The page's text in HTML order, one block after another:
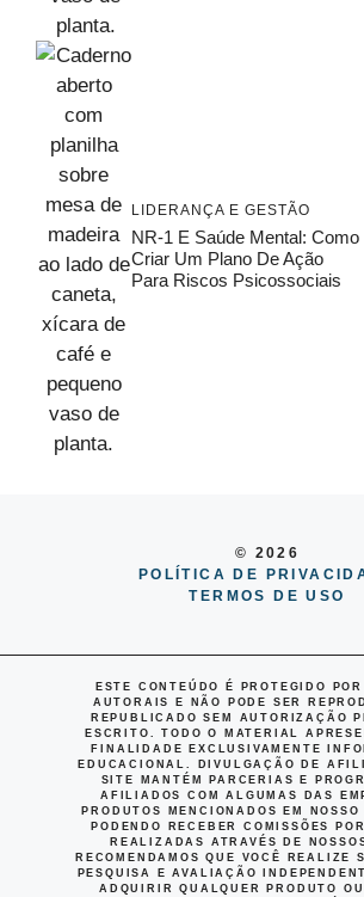
LIDERANÇA E GESTÃO
NR-1 E Saúde Mental: Como
Criar Um Plano De Ação
Para Riscos Psicossociais
© 2026
POLÍTICA DE
TERMOS DE USO
ESTE CONTEÚDO É PROTEGIDO
AUTORAIS E NÃO PODE SER
REPUBLICADO SEM AUTORIZAÇÃO
ESCRITO. TODO O MATERIAL
FINALIDADE EXCLUSIVAMENTE
EDUCACIONAL.
DIVULGAÇÃO DE
SITE MANTÉM PARCERIAS E
AFILIADOS COM ALGUMAS DAS
PRODUTOS MENCIONADOS EM NOSSO
PODENDO RECEBER COMISSÕES
REALIZADAS ATRAVÉS DE
RECOMENDAMOS QUE VOCÊ REALIZE
PESQUISA E AVALIAÇÃO
ADQUIRIR QUALQUER PRODUTO